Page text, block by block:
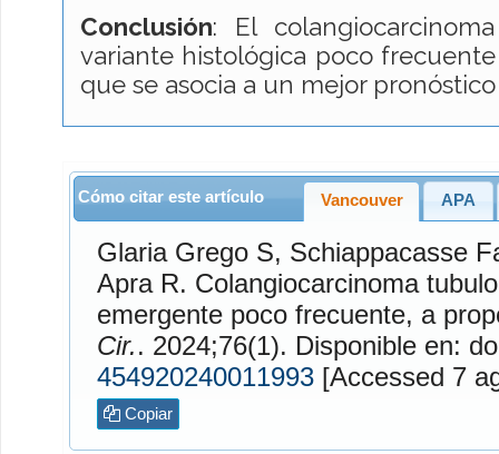
Conclusión: El
variante histológica poco
que se asocia a un mejor
Cómo citar este artículo Vancouver APA
Glaria GregoS, Schiappacasse
ApraR. Colangiocarcinoma tubulopapilar, una entidad
emergente poco frecuente, a
Cir.
. 2024;76(1). Disponible en:
454920240011993
Copiar